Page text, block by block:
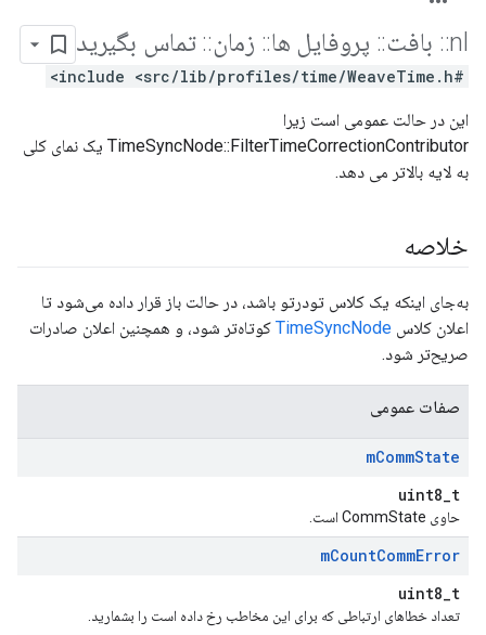
nl
:: بافت:: پروفایل ها:: زمان:: تماس بگیرید
#include <src/lib/profiles/time/WeaveTime.h>
این در حالت عمومی است زیرا
TimeSyncNode::FilterTimeCorrectionContributor یک نمای کلی
به لایه بالاتر می دهد.
خلاصه
به‌جای اینکه یک کلاس تودرتو باشد، در حالت باز قرار داده می‌شود تا
اعلان کلاس TimeSyncNode کوتاه‌تر شود، و همچنین اعلان صادرات
صریح‌تر شود.
صفات عمومی
mCommState
uint8_t
حاوی CommState است.
mCountCommError
uint8_t
تعداد خطاهای ارتباطی که برای این مخاطب رخ داده است را بشمارید.